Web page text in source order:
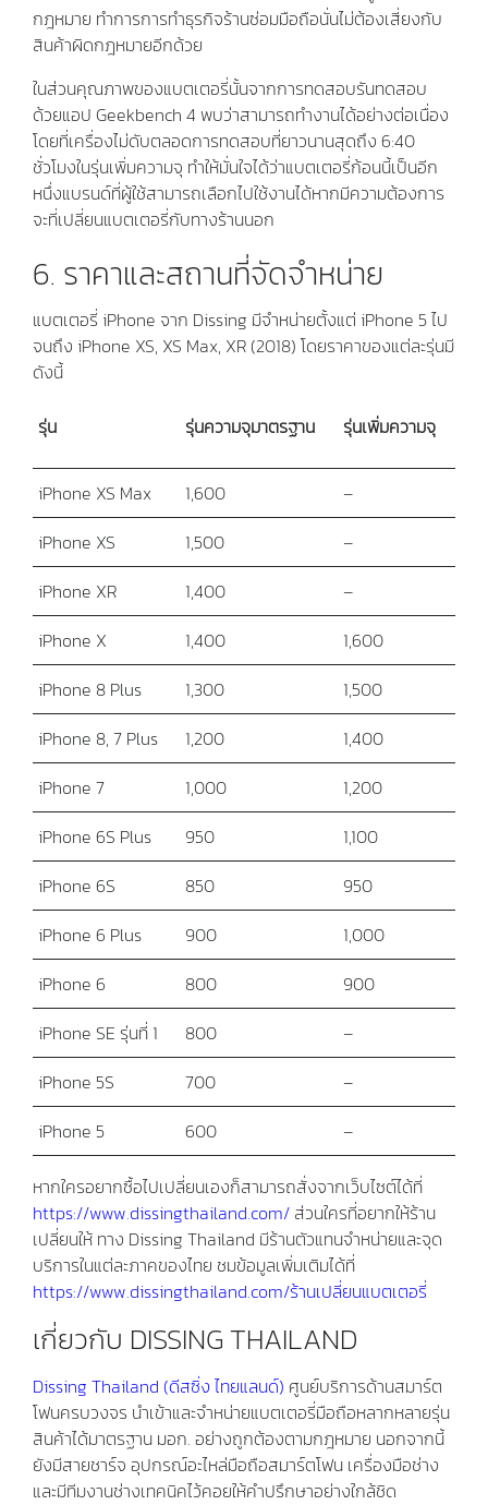
กฎหมาย ทำการการทำธุรกิจร้านซ่อมมือถือนั่นไม่ต้องเสี่ยงกับ
สินค้าผิดกฎหมายอีกด้วย
ในส่วนคุณภาพของแบตเตอรี่นั้นจากการทดสอบรันทดสอบ
ด้วยแอป Geekbench 4 พบว่าสามารถทำงานได้อย่างต่อเนื่อง
โดยที่เครื่องไม่ดับตลอดการทดสอบที่ยาวนานสุดถึง 6:40
ชั่วโมงในรุ่นเพิ่มความจุ ทำให้มั่นใจได้ว่าแบตเตอรี่ก้อนนี้เป็นอีก
หนึ่งแบรนด์ที่ผู้ใช้สามารถเลือกไปใช้งานได้หากมีความต้องการ
จะที่เปลี่ยนแบตเตอรี่กับทางร้านนอก
6. ราคาและสถานที่จัดจำหน่าย
แบตเตอรี่ iPhone จาก Dissing มีจำหน่ายตั้งแต่ iPhone 5 ไป
จนถึง iPhone XS, XS Max, XR (2018) โดยราคาของแต่ละรุ่นมี
ดังนี้
รุ่น รุ่นความจุมาตรฐาน รุ่นเพิ่มความจุ
iPhone XS Max 1,600
–
iPhone XS
1,500
–
iPhone XR
1,400
–
iPhone X
1,400
1,600
iPhone 8 Plus
1,300
1,500
iPhone 8, 7 Plus
1,200
1,400
iPhone 7
1,000
1,200
iPhone 6S Plus
950
1,100
iPhone 6S
850
950
iPhone 6 Plus
900
1,000
iPhone 6
800
900
iPhone SE รุ่นที่ 1
800
–
iPhone 5S
700
–
iPhone 5
600 –
หากใครอยากซื้อไปเปลี่ยนเองก็สามารถสั่งจากเว็บไซต์ได้ที่
https://www.dissingthailand.com/ ส่วนใครที่อยากให้ร้าน
เปลี่ยนให้ ทาง Dissing Thailand มีร้านตัวแทนจำหน่ายและจุด
บริการในแต่ละภาคของไทย ชมข้อมูลเพิ่มเติมได้ที่
https://www.dissingthailand.com/ร้านเปลี่ยนแบตเตอรี่
เกี่ยวกับ DISSING THAILAND
Dissing Thailand (ดีสซิ่ง ไทยแลนด์) ศูนย์บริการด้านสมาร์ต
โฟนครบวงจร นำเข้าและจำหน่ายแบตเตอรี่มือถือหลากหลายรุ่น
สินค้าได้มาตรฐาน มอก. อย่างถูกต้องตามกฎหมาย นอกจากนี้
ยังมีสายชาร์จ อุปกรณ์อะไหล่มือถือสมาร์ตโฟน เครื่องมือช่าง
และมีทีมงานช่างเทคนิคไว้คอยให้คำปรึกษาอย่างใกล้ชิด